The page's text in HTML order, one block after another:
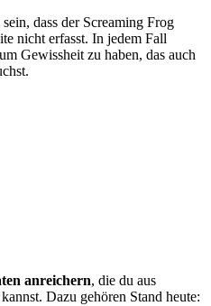
dass der Screaming Frog
nicht erfasst. In jedem Fall
Gewissheit zu haben, das auch
anreichern, die du aus
Dazu gehören Stand heute: